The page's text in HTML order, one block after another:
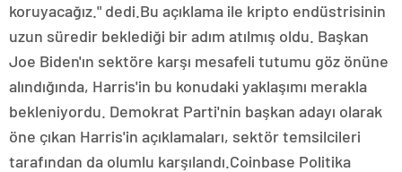
koruyacağız." dedi.Bu açıklama ile kripto endüstrisinin
uzun süredir beklediği bir adım atılmış oldu. Başkan
Joe Biden'ın sektöre karşı mesafeli tutumu göz önüne
alındığında, Harris'in bu konudaki yaklaşımı merakla
bekleniyordu. Demokrat Parti'nin başkan adayı olarak
öne çıkan Harris'in açıklamaları, sektör temsilcileri
tarafından da olumlu karşılandı.Coinbase Politika